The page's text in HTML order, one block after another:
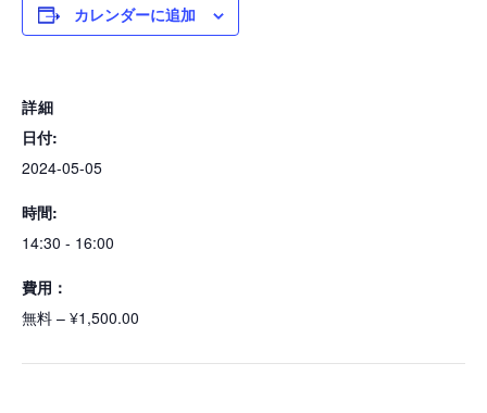
カレンダーに追加
詳細
日付:
2024-05-05
時間:
14:30 - 16:00
費用：
無料 – ¥1,500.00